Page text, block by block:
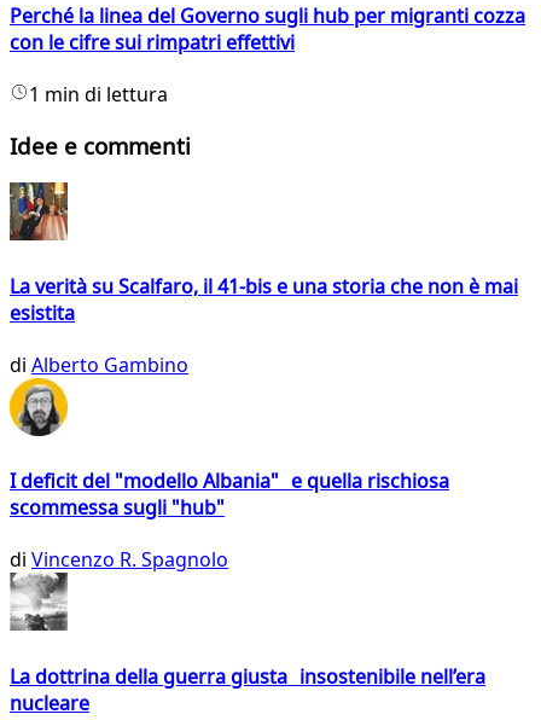
Perché la linea del Governo sugli hub per migranti cozza
con le cifre sui rimpatri effettivi
1 min di lettura
Idee e commenti
La verità su Scalfaro, il 41-bis e una storia che non è mai
esistita
di Alberto Gambino
I deficit del "modello Albania" e quella rischiosa
scommessa sugli "hub"
di Vincenzo R. Spagnolo
La dottrina della guerra giusta insostenibile nell’era
nucleare